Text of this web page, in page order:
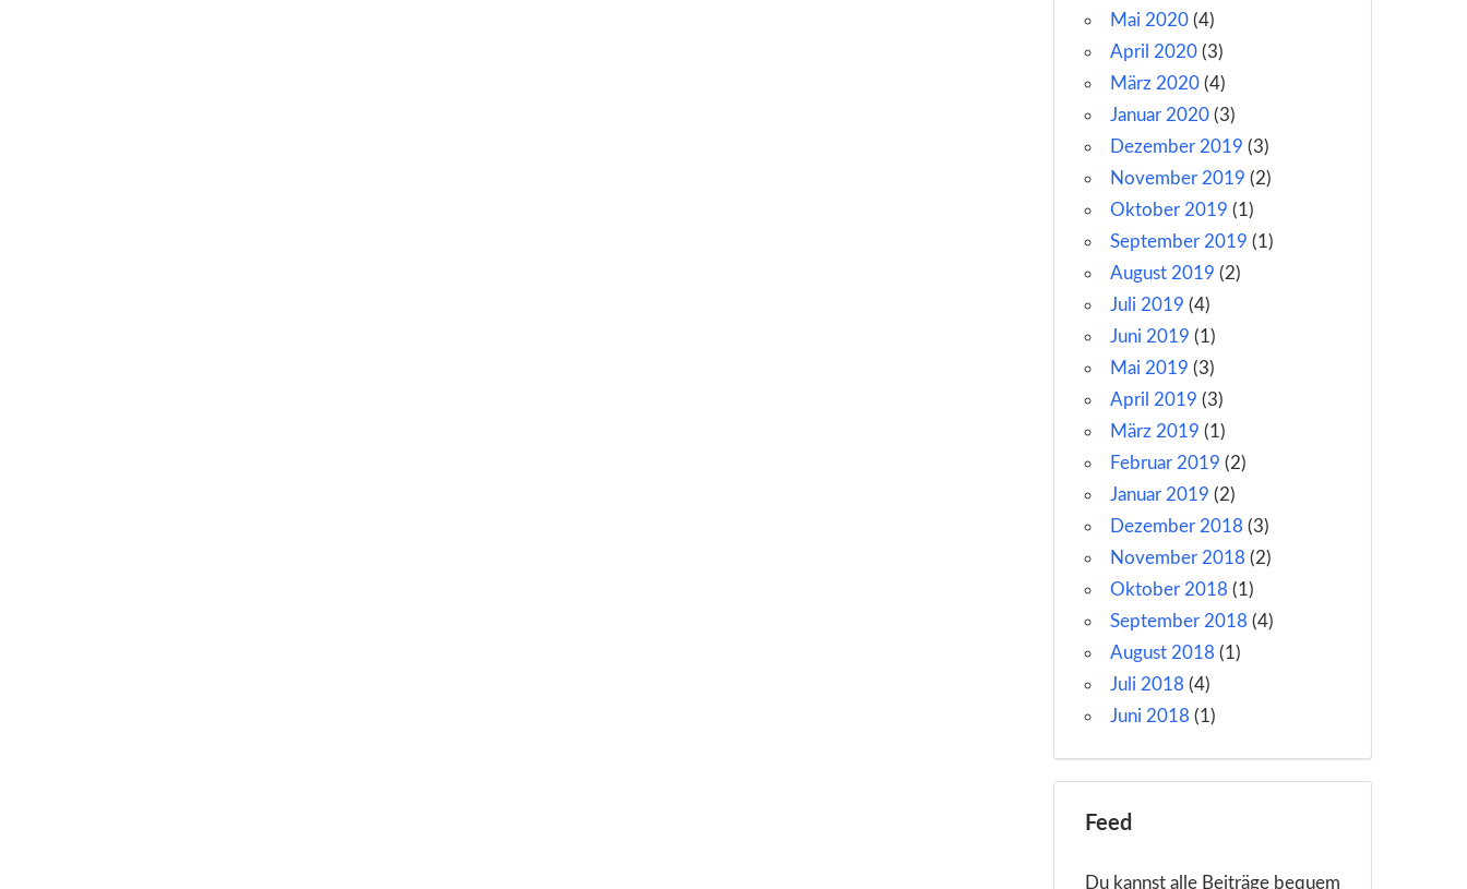
Mai 2020(4)
April 2020(3)
März 2020(4)
Januar 2020(3)
Dezember 2019 (3)
November 2019 (2)
Oktober 2019 (1)
September 2019 (1)
August 2019 (2)
Juli 2019 (4)
Juni 2019 (1)
Mai 2019 (3)
April 2019 (3)
März 2019 (1)
Februar 2019 (2)
Januar 2019 (2)
Dezember 2018 (3)
November 2018 (2)
Oktober 2018 (1)
September 2018 (4)
August 2018 (1)
Juli 2018 (4)
Juni 2018 (1)
Feed
Du kannst alle Beiträge bequem